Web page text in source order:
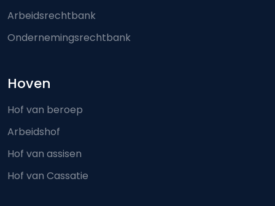
Arbeidsrechtbank
Ondernemingsrechtbank
Hoven
Hof van beroep
Arbeidshof
Hof van assisen
Hof van Cassatie